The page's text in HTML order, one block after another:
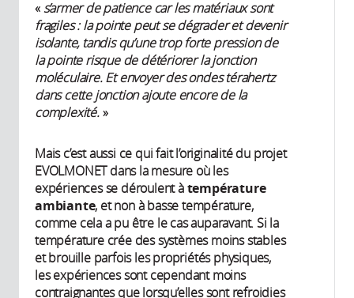
«s’armer de patience car les matériaux sont
fragiles : la pointe peut se dégrader et devenir
isolante, tandis qu’une trop forte pression de
la pointe risque de détériorer la jonction
moléculaire. Et envoyer des ondes térahertz
dans cette jonction ajoute encore de la
complexité.»
Mais c’est aussi ce qui fait l’originalité du projet
EVOLMONET dans la mesure où les
expériences se déroulent àtempérature
ambiante, et non à basse température,
comme cela a pu être le cas auparavant. Si la
température crée des systèmes moins stables
et brouille parfois les propriétés physiques,
les expériences sont cependant moins
contraignantes que lorsqu’elles sont refroidies